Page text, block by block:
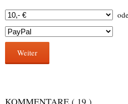
Weiter
KOMMENTARE ( 19 )